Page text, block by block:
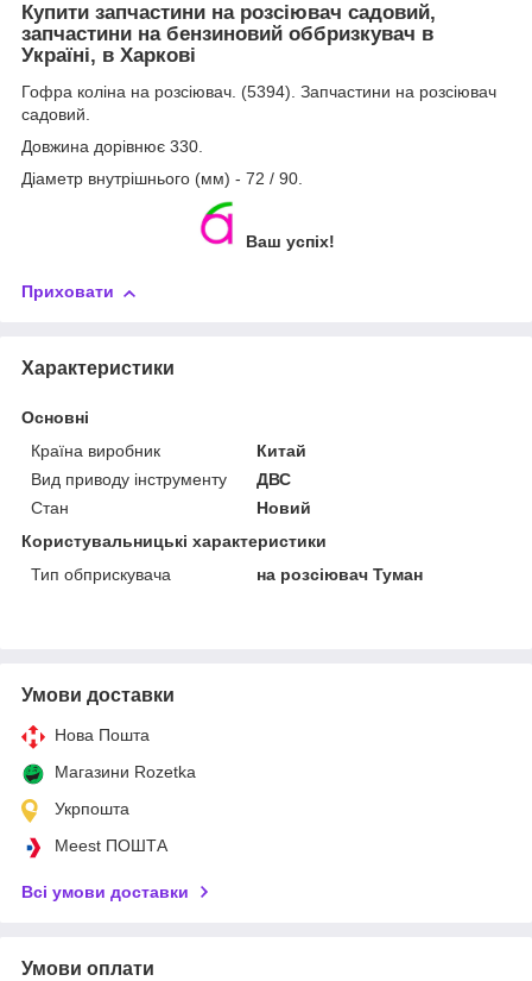
Купити запчастини на розсіювач садовий,
запчастини на бензиновий оббризкувач в
Україні, в Харкові
Гофра коліна на розсіювач. (5394). Запчастини на розсіювач
садовий.
Довжина дорівнює 330.
Діаметр внутрішнього (мм) - 72 / 90.
Ваш успіх!
Приховати
Характеристики
Основні
Країна виробник
Китай
Вид приводу інструменту
ДВС
Стан
Новий
Користувальницькі характеристики
Тип обприскувача
на розсіювач Туман
Умови доставки
Нова Пошта
Магазини Rozetka
Укрпошта
Meest ПОШТА
Всі умови доставки
Умови оплати